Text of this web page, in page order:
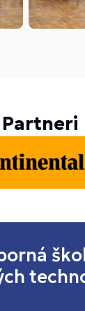
Partneri